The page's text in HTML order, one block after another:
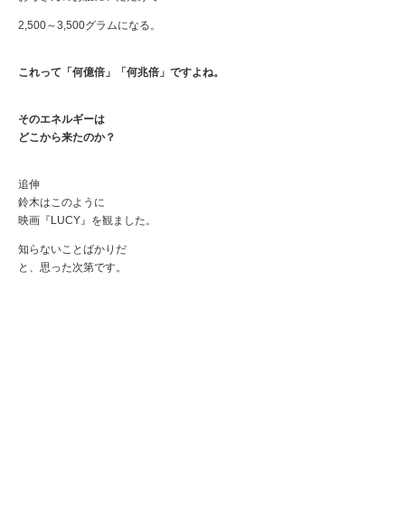
2,500～3,500グラムになる。
これって「何億倍」「何兆倍」ですよね。
そのエネルギーは
どこから来たのか？
追伸
鈴木はこのように
映画『LUCY』を観ました。
知らないことばかりだ
と、思った次第です。